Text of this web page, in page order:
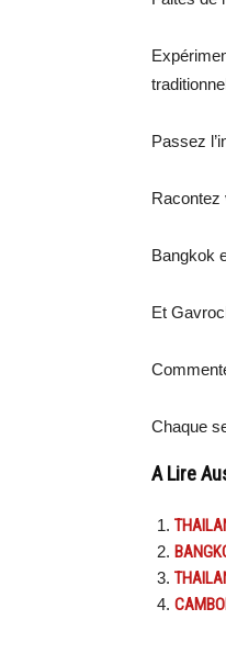
Passez
Racontez
Bangkok
Et
Chaque
A Lire